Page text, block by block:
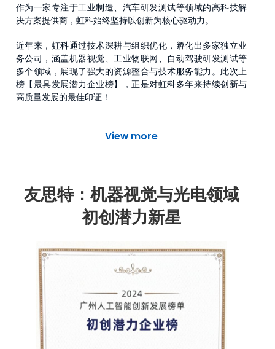
作为一家专注于工业制造、汽车研发测试等领域的高科技解
决方案提供商，虹科始终坚持以创新为核心驱动力。
近年来，虹科通过技术深耕与组织优化，孵化出多家独立业
务公司，涵盖机器视觉、工业物联网、自动驾驶研发测试等
多个领域，展现了强大的资源整合与技术服务能力。此次上
榜【最具发展潜力企业榜】，正是对虹科多年来持续创新与
高质量发展的最佳印证！
View more
友思特：机器视觉与光电领域
初创潜力新星